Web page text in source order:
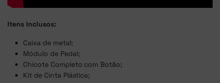
Itens Inclusos:
Caixa de metal;
Módulo de Pedal;
Chicote Completo com Botão;
Kit de Cinta Plástica;